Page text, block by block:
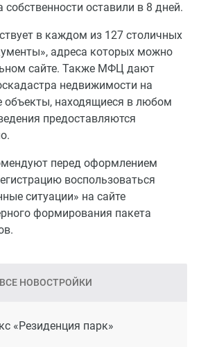
собственности оставили в 8 дней.
в каждом из 127 столичных
адреса которых можно
сайте. Также МФЦ дают
недвижимости на
объекты, находящиеся в любом
предоставляются
перед оформлением
воспользоваться
ситуации» на сайте
формирования пакета
ВСЕ НОВОСТРОЙКИ
«Резиденция парк»